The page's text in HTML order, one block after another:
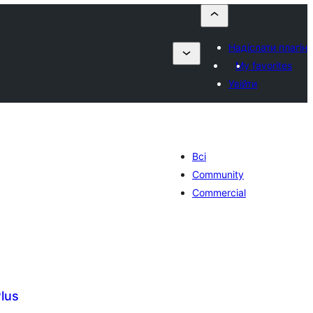
Надіслати плагін
My favorites
Увійти
Всі
Community
Commercial